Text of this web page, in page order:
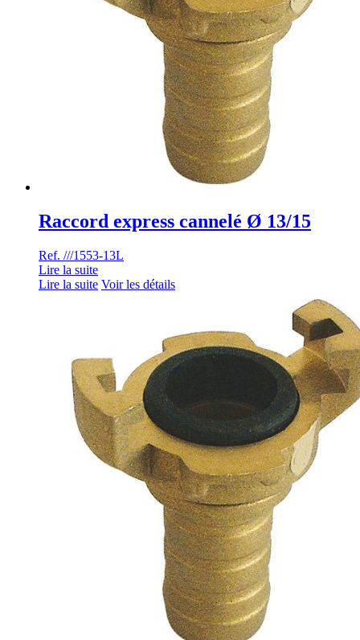
Raccord express cannelé Ø 13/15
Ref. ///1553-13L
Lire la suite
Lire la suite Voir les détails